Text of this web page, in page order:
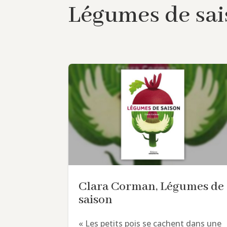
Légumes de
Clara Corman, Légumes de
saison
« Les petits pois se cachent dans une